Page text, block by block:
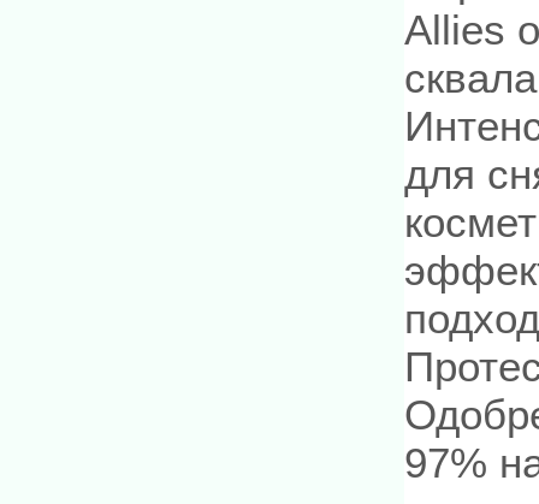
Allies
для
97%